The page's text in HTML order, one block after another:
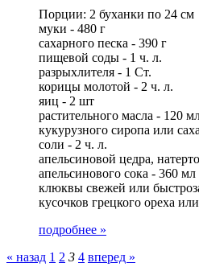
Порции: 2 буханки по 24 см
муки - 480 г
сахарного песка - 390 г
пищевой соды - 1 ч. л.
разрыхлителя - 1 Ст.
корицы молотой - 2 ч. л.
яиц - 2 шт
растительного масла - 120
кукурузного сиропа или
соли - 2 ч. л.
апельсиновой цедра,
апельсинового сока - 360 мл
клюквы свежей или
кусочков грецкого ореха
подробнее »
« назад 1 2 3 4 вперед »